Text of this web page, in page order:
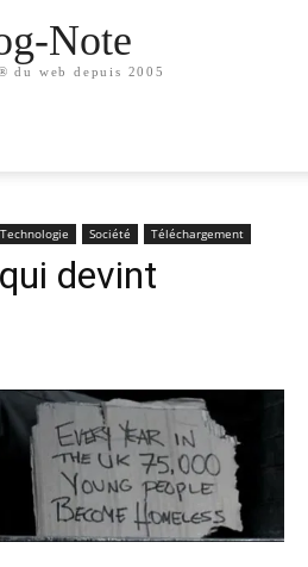
Note
du web depuis 2005
Société Téléchargement
devint